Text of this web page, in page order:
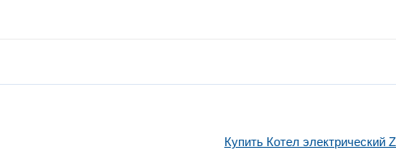
Купить Котел электрический